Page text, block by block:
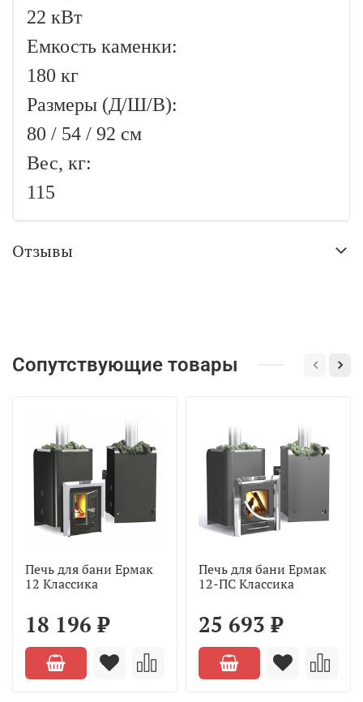
22 кВт
Емкость каменки:
180 кг
Размеры (Д/Ш/В):
80 / 54 / 92 см
Вес, кг:
115
Отзывы
Сопутствующие товары
Печь для бани Ермак
12 Классика
18 196 ₽
Печь для бани Ермак
12-ПС Классика
25 693 ₽